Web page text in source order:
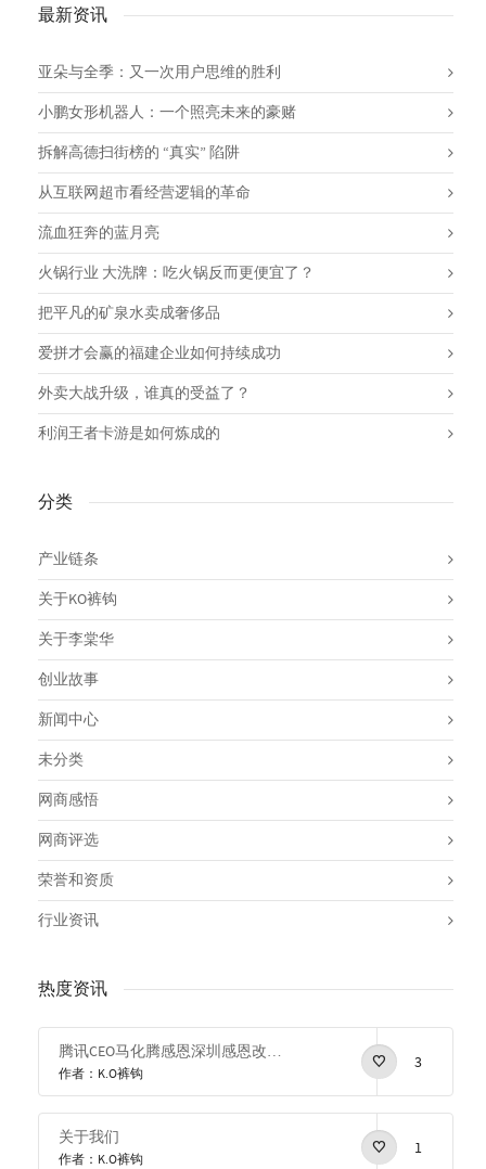
最新资讯
亚朵与全季：又一次用户思维的胜利
小鹏女形机器人：一个照亮未来的豪赌
拆解高德扫街榜的 “真实” 陷阱
从互联网超市看经营逻辑的革命
流血狂奔的蓝月亮
火锅行业 大洗牌：吃火锅反而更便宜了？
把平凡的矿泉水卖成奢侈品
爱拼才会赢的福建企业如何持续成功
外卖大战升级，谁真的受益了？
利润王者卡游是如何炼成的
分类
产业链条
关于KO裤钩
关于李棠华
创业故事
新闻中心
未分类
网商感悟
网商评选
荣誉和资质
行业资讯
热度资讯
腾讯CEO马化腾感恩深圳感恩改革开放
作者：K.O裤钩
3
关于我们
作者：K.O裤钩
1